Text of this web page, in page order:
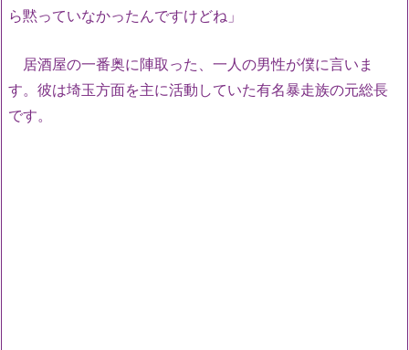
ら黙っていなかったんですけどね」
居酒屋の一番奥に陣取った、一人の男性が僕に言いま
す。彼は埼玉方面を主に活動していた有名暴走族の元総長
です。